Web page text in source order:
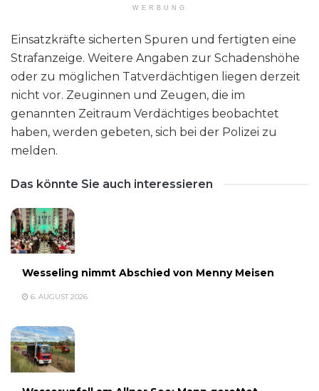
WERBUNG
Einsatzkräfte sicherten Spuren und fertigten eine
Strafanzeige. Weitere Angaben zur Schadenshöhe
oder zu möglichen Tatverdächtigen liegen derzeit
nicht vor. Zeuginnen und Zeugen, die im
genannten Zeitraum Verdächtiges beobachtet
haben, werden gebeten, sich bei der Polizei zu
melden.
Das könnte Sie auch interessieren
Wesseling nimmt Abschied von Menny Meisen
6. AUGUST 2026